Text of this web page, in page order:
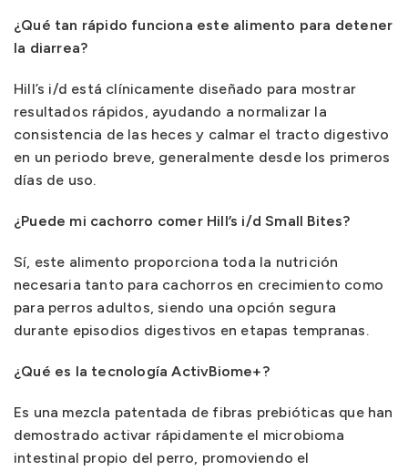
¿Qué tan rápido funciona este alimento para detener
la diarrea?
Hill’s i/d está clínicamente diseñado para mostrar
resultados rápidos, ayudando a normalizar la
consistencia de las heces y calmar el tracto digestivo
en un periodo breve, generalmente desde los primeros
días de uso.
¿Puede mi cachorro comer Hill’s i/d Small Bites?
Sí, este alimento proporciona toda la nutrición
necesaria tanto para cachorros en crecimiento como
para perros adultos, siendo una opción segura
durante episodios digestivos en etapas tempranas.
¿Qué es la tecnología ActivBiome+?
Es una mezcla patentada de fibras prebióticas que han
demostrado activar rápidamente el microbioma
intestinal propio del perro, promoviendo el